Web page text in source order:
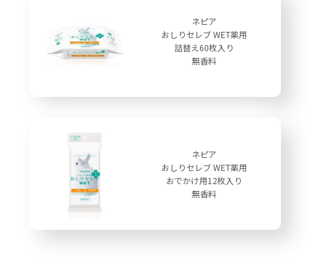
ネピア
おしりセレブ WET薬用
詰替え60枚入り
無香料
ネピア
おしりセレブ WET薬用
おでかけ用12枚入り
無香料